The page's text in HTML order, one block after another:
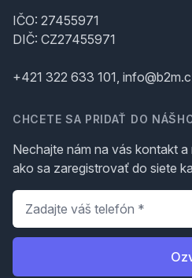
IČO: 27455971
DIČ: CZ27455971
+421 322 633 101,
CHCETE SA PRIDAŤ DO
Nechajte nám na vás kontakt
ako sa zaregistrovať do siete
Telefón